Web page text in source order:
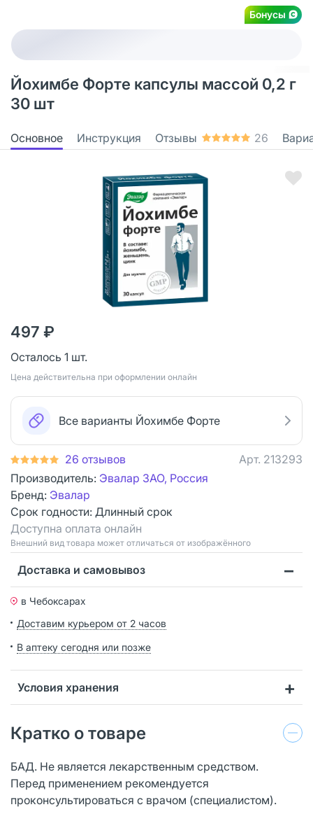
Бонусы
Йохимбе Форте капсулы массой 0,2 г
30 шт
Основное Инструкция Отзывы 26
497 ₽
Осталось 1 шт.
Цена действительна при оформлении онлайн
Все варианты Йохимбе Форте
26 отзывов Арт. 213293
Производитель: Эвалар ЗАО, Россия
Бренд: Эвалар
Срок годности: Длинный срок
Доступна оплата онлайн
Bнешний вид товара может отличаться от изображённого
Доставка и самовывоз
в Чебоксарах
Доставим курьером от 2 часов
В аптеку сегодня или позже
Условия хранения
Кратко о товаре
БАД. Не является лекарственным средством.
Перед применением рекомендуется
проконсультироваться с врачом (специалистом).